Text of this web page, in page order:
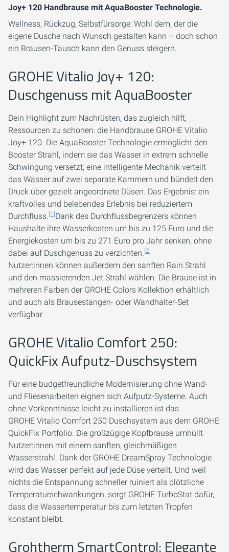
Joy+ 120 Handbrause mit AquaBooster Technologie.
Wellness, Rückzug, Selbstfürsorge: Wohl dem, der die
eigene Dusche nach Wunsch gestalten kann – doch schon
ein Brausen-Tausch kann den Genuss steigern.
GROHE Vitalio Joy+ 120:
Duschgenuss mit AquaBooster
Dein Highlight zum Nachrüsten, das zugleich hilft,
Ressourcen zu schonen: die Handbrause GROHE Vitalio
Joy+ 120. Die AquaBooster Technologie ermöglicht den
Booster Strahl, indem sie das Wasser in extrem schnelle
Schwingung versetzt; eine intelligente Mechanik verteilt
das Wasser auf zwei separate Kammern und bündelt den
Druck über gezielt angeordnete Düsen. Das Ergebnis: ein
kraftvolles und belebendes Erlebnis bei reduziertem
Durchfluss. [1] Dank des Durchflussbegrenzers können
Haushalte ihre Wasserkosten um bis zu 125 Euro und die
Energiekosten um bis zu 271 Euro pro Jahr senken, ohne
dabei auf Duschgenuss zu verzichten. [2]
Nutzer:innen können außerdem den sanften Rain Strahl
und den massierenden Jet Strahl wählen. Die Brause ist in
mehreren Farben der GROHE Colors Kollektion erhältlich
und auch als Brausestangen- oder Wandhalter-Set
verfügbar.
GROHE Vitalio Comfort 250:
QuickFix Aufputz-Duschsystem
Für eine budgetfreundliche Modernisierung ohne Wand-
und Fliesenarbeiten eignen sich Aufputz-Systeme. Auch
ohne Vorkenntnisse leicht zu installieren ist das
GROHE Vitalio Comfort 250 Duschsystem aus dem GROHE
QuickFix Portfolio. Die großzügige Kopfbrause umhüllt
Nutzer:innen mit einem sanften, gleichmäßigen
Wasserstrahl. Dank der GROHE DreamSpray Technologie
wird das Wasser perfekt auf jede Düse verteilt. Und weil
nichts die Entspannung schneller ruiniert als plötzliche
Temperaturschwankungen, sorgt GROHE TurboStat dafür,
dass die Wassertemperatur bis zum letzten Tropfen
konstant bleibt.
Grohtherm SmartControl: Elegante